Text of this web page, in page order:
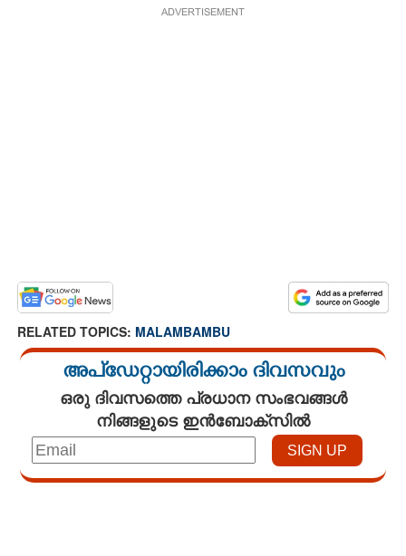
ADVERTISEMENT
RELATED TOPICS: MALAMBAMBU
അപ്ഡേറ്റായിരിക്കാം ദിവസവും
ഒരു ദിവസത്തെ പ്രധാന സംഭവങ്ങൾ
നിങ്ങളുടെ ഇൻബോക്സിൽ